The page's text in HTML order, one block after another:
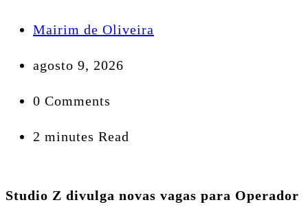
Mairim de Oliveira
agosto 9, 2026
0 Comments
2 minutes Read
Studio Z divulga novas vagas para Operador